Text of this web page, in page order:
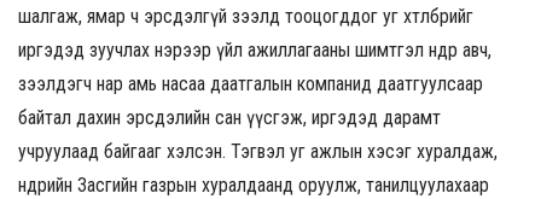
шалгаж, ямар ч эрсдэлгүй зээлд тооцогддог уг хөтөлбөрийг
иргэдэд зуучлах нэрээр үйл ажиллагааны шимтгэл өндөр авч,
зээлдэгч нар амь насаа даатгалын компанид даатгуулсаар
байтал дахин эрсдэлийн сан үүсгэж, иргэдэд дарамт
учруулаад байгааг хэлсэн. Тэгвэл уг ажлын хэсэг хуралдаж,
өнөөдрийн Засгийн газрын хуралдаанд оруулж, танилцуулахаар